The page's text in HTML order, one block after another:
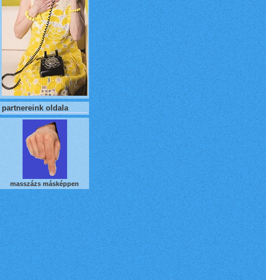
partnereink oldala
masszázs másképpen